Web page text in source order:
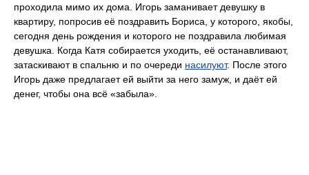
проходила мимо их дома. Игорь заманивает девушку в
квартиру, попросив её поздравить Бориса, у которого, якобы,
сегодня день рождения и которого не поздравила любимая
девушка. Когда Катя собирается уходить, её останавливают,
затаскивают в спальню и по очереди насилуют. После этого
Игорь даже предлагает ей выйти за него замуж, и даёт ей
денег, чтобы она всё «забыла».